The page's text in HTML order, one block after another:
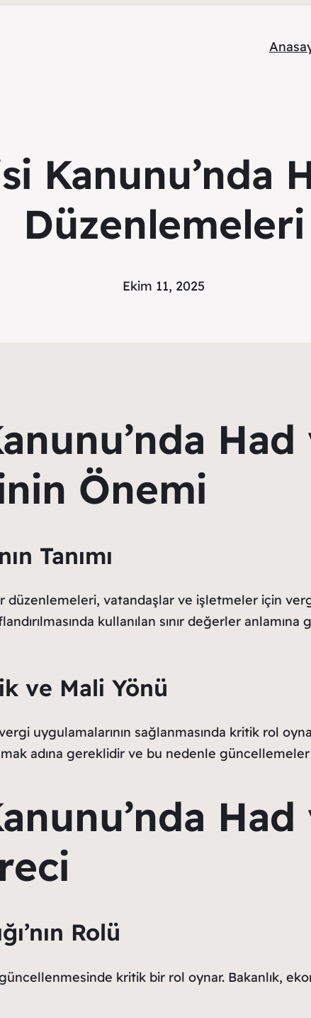
Kanunu’nda
Düzenlemeleri
Ekim 11, 2025
Önemi
Tanımı
düzenlemeleri, vatandaşlar ve işletmeler için
kullanılan sınır değerler
ve Mali Yönü
uygulamalarının sağlanmasında kritik rol
adına gereklidir ve bu nedenle güncellemeler
Had
Rolü
güncellenmesinde kritik bir rol oynar. Bakanlık,